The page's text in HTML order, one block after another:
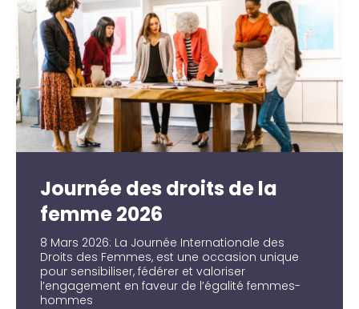
Journée des droits de la
femme 2026
8 Mars 2026: La Journée Internationale des
Droits des Femmes, est une occasion unique
pour sensibiliser, fédérer et valoriser
l’engagement en faveur de l’égalité femmes-
hommes